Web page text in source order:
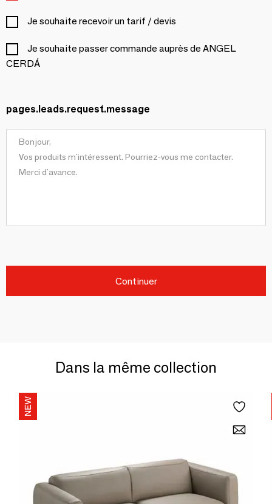
Je souhaite recevoir un tarif / devis
Je souhaite passer commande auprès de ANGEL
CERDÁ
pages.leads.request.message
Continuer
Dans la même collection